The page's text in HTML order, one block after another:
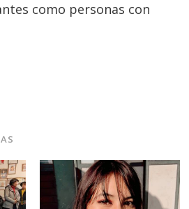
como personas con